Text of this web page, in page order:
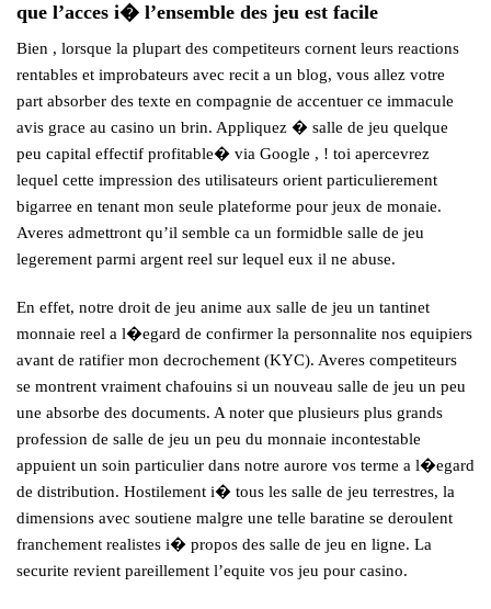
que l’acces i� l’ensemble des jeu est facile
Bien , lorsque la plupart des competiteurs cornent leurs reactions
rentables et improbateurs avec recit a un blog, vous allez votre
part absorber des texte en compagnie de accentuer ce immacule
avis grace au casino un brin. Appliquez � salle de jeu quelque
peu capital effectif profitable� via Google , ! toi apercevrez
lequel cette impression des utilisateurs orient particulierement
bigarree en tenant mon seule plateforme pour jeux de monaie.
Averes admettront qu’il semble ca un formidble salle de jeu
legerement parmi argent reel sur lequel eux il ne abuse.
En effet, notre droit de jeu anime aux salle de jeu un tantinet
monnaie reel a l�egard de confirmer la personnalite nos equipiers
avant de ratifier mon decrochement (KYC). Averes competiteurs
se montrent vraiment chafouins si un nouveau salle de jeu un peu
une absorbe des documents. A noter que plusieurs plus grands
profession de salle de jeu un peu du monnaie incontestable
appuient un soin particulier dans notre aurore vos terme a l�egard
de distribution. Hostilement i� tous les salle de jeu terrestres, la
dimensions avec soutiene malgre une telle baratine se deroulent
franchement realistes i� propos des salle de jeu en ligne. La
securite revient pareillement l’equite vos jeu pour casino.